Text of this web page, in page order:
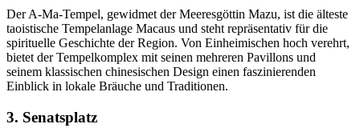
Der A-Ma-Tempel, gewidmet der Meeresgöttin Mazu, ist die älteste
taoistische Tempelanlage Macaus und steht repräsentativ für die
spirituelle Geschichte der Region. Von Einheimischen hoch verehrt,
bietet der Tempelkomplex mit seinen mehreren Pavillons und
seinem klassischen chinesischen Design einen faszinierenden
Einblick in lokale Bräuche und Traditionen.
3. Senatsplatz